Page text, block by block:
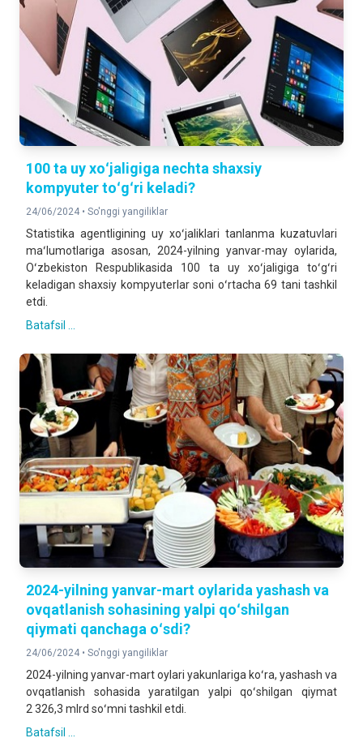
100 ta uy xoʻjaligiga nechta shaxsiy
kompyuter toʻgʻri keladi?
24/06/2024 • So'nggi yangiliklar
Statistika agentligining uy xoʻjaliklari tanlanma kuzatuvlari
maʻlumotlariga asosan, 2024-yilning yanvar-may oylarida,
Oʻzbekiston Respublikasida 100 ta uy xoʻjaligiga toʻgʻri
keladigan shaxsiy kompyuterlar soni oʻrtacha 69 tani tashkil
etdi.
Batafsil ...
2024-yilning yanvar-mart oylarida yashash va
ovqatlanish sohasining yalpi qoʻshilgan
qiymati qanchaga oʻsdi?
24/06/2024 • So'nggi yangiliklar
2024-yilning yanvar-mart oylari yakunlariga koʻra, yashash va
ovqatlanish sohasida yaratilgan yalpi qoʻshilgan qiymat
2 326,3 mlrd soʻmni tashkil etdi.
Batafsil ...